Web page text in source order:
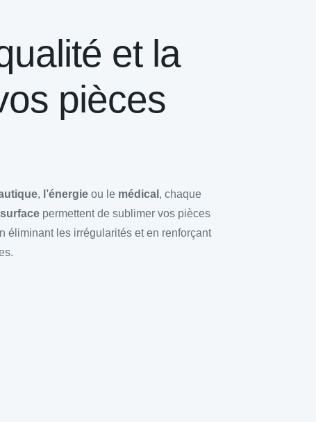
et la
pièces
, l’énergie ou le médical , chaque
permettent de sublimer vos pièces
éliminant les irrégularités et en renforçant